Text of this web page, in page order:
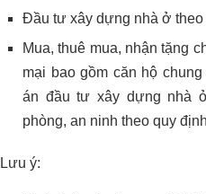
Đầu tư xây dựng nhà ở theo
Mua, thuê mua, nhận tặng
mại bao gồm căn hộ
án đầu tư xây dựng nhà
phòng, an ninh theo quy
Lưu ý: